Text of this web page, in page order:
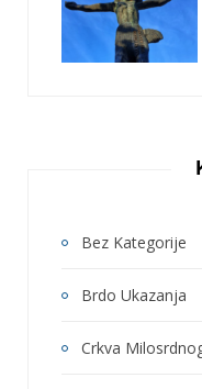
Bez Kategorije
Brdo Ukazanja
Crkva